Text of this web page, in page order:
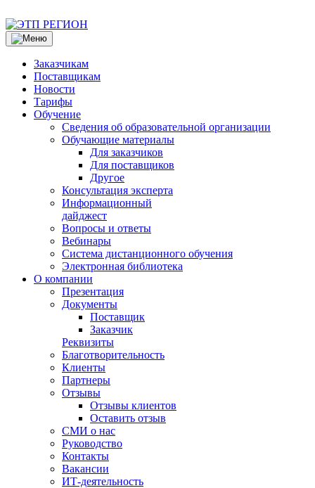
Заказчикам
Поставщикам
Новости
Тарифы
Обучение
Сведения об образовательной организации
Обучающие материалы
Для заказчиков
Для поставщиков
Другое
Консультация эксперта
Информационный
дайджест
Вопросы и ответы
Вебинары
Система дистанционного обучения
Электронная библиотека
О компании
Презентация
Документы
Поставщик
Заказчик
Реквизиты
Благотворительность
Клиенты
Партнеры
Отзывы
Отзывы клиентов
Оставить отзыв
СМИ о нас
Руководство
Контакты
Вакансии
ИТ-деятельность